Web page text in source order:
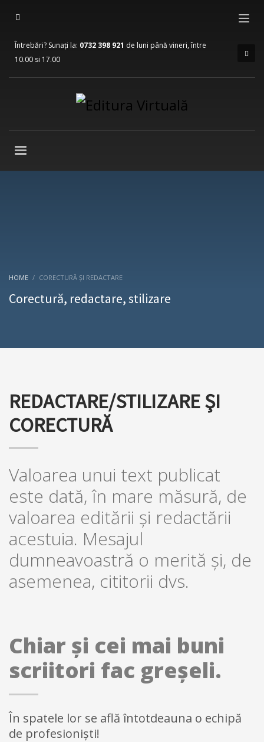
Întrebări? Sunați la: 0732 398 921 de luni până vineri, între
10.00 si 17.00
HOME CORECTURĂ ȘI REDACTARE
Corectură, redactare, stilizare
REDACTARE/STILIZARE ŞI
CORECTURĂ
Valoarea unui text publicat
este dată, în mare măsură, de
valoarea editării şi redactării
acestuia. Mesajul
dumneavoastră o merită și, de
asemenea, cititorii dvs.
Chiar și cei mai buni
scriitori fac greșeli.
În spatele lor se află întotdeauna o echipă
de profesionişti!